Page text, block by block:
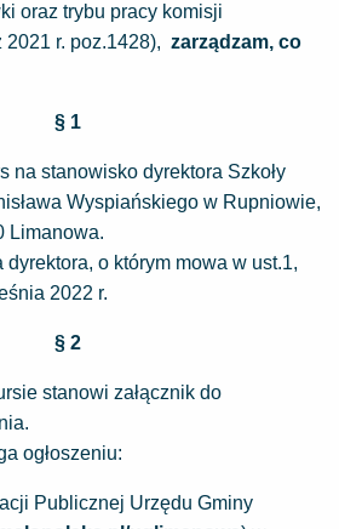
oraz trybu pracy komisji
r. poz.1428), zarządzam, co
§ 1
na stanowisko dyrektora Szkoły
Wyspiańskiego w Rupniowie,
Limanowa.
o którym mowa w ust.1,
września 2022 r.
§ 2
stanowi załącznik do
ogłoszeniu:
Publicznej Urzędu Gminy